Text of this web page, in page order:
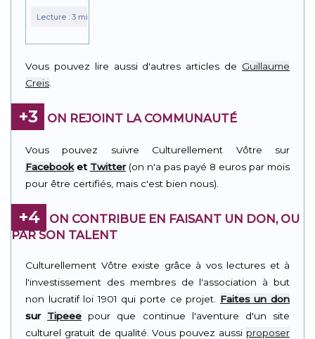
Vous pouvez lire aussi d'autres articles de Guillaume
Creis
+3 ON REJOINT LA COMMUNAUTÉ
Vous pouvez suivre Culturellement Vôtre sur
Facebooket Twitter(on n'a pas payé 8 euros par mois
pour être certifiés, mais c'est bien nous).
+4
ON CONTRIBUE EN FAISANT UN DON, OU
PAR SON TALENT
Culturellement Vôtre existe grâce à vos lectures et à
l'investissement des membres de l'association à but
non lucratif loi 1901 qui porte ce projet. Faites un don
sur Tipeee pour que continue l'aventure d'un site
culturel gratuit de qualité. Vous pouvez aussi proposer